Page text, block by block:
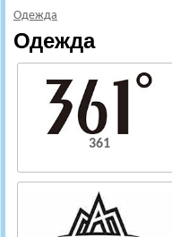
Одежда
Одежда
361